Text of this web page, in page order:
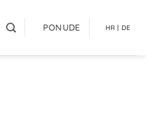
PONUDE HR | DE